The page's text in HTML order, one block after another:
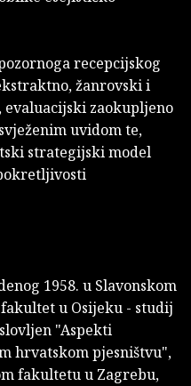
recepcijskog
žanrovski i
zaokupljeno
uvidom te,
strategijski model
1958. u Slavonskom
u Osijeku - studij
"Aspekti
hrvatskom pjesništvu",
fakultetu u Zagrebu,